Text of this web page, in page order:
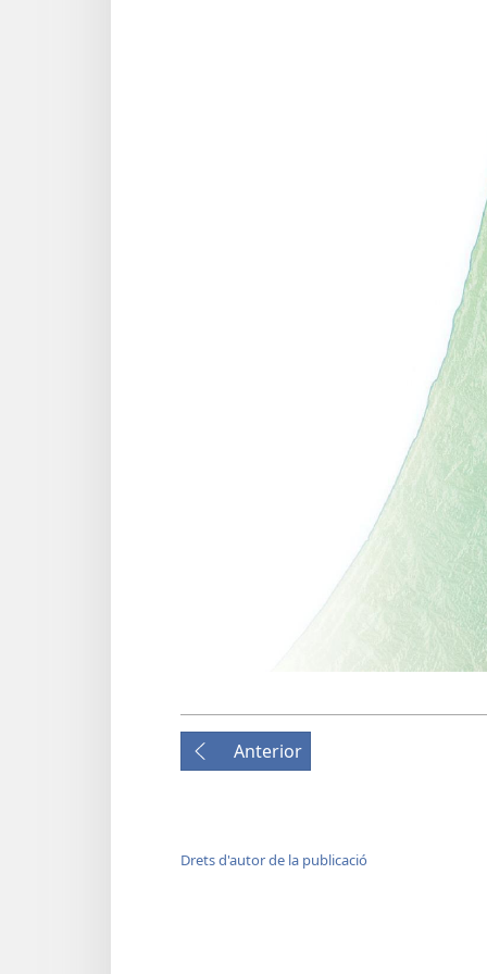
Anterior
Drets d'autor de la publicació